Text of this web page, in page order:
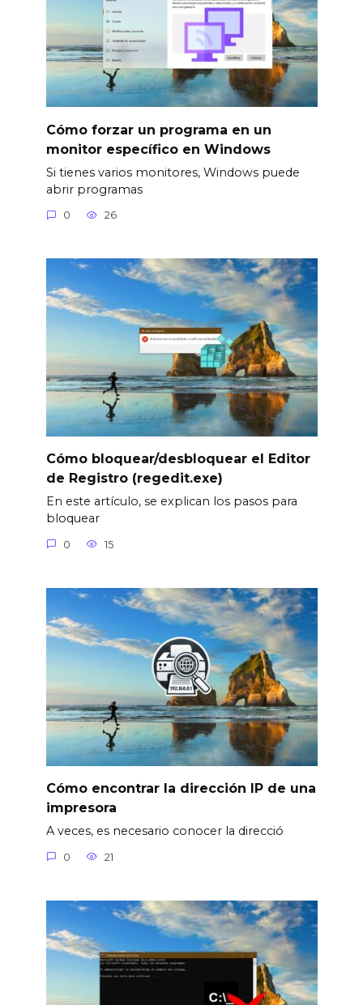
Cómo forzar un programa en un
monitor específico en Windows
Si tienes varios monitores, Windows puede
abrir programas
0 26
Cómo bloquear/desbloquear el Editor
de Registro (regedit.exe)
En este artículo, se explican los pasos para
bloquear
0 15
Cómo encontrar la dirección IP de una
impresora
A veces, es necesario conocer la direcció
0 21